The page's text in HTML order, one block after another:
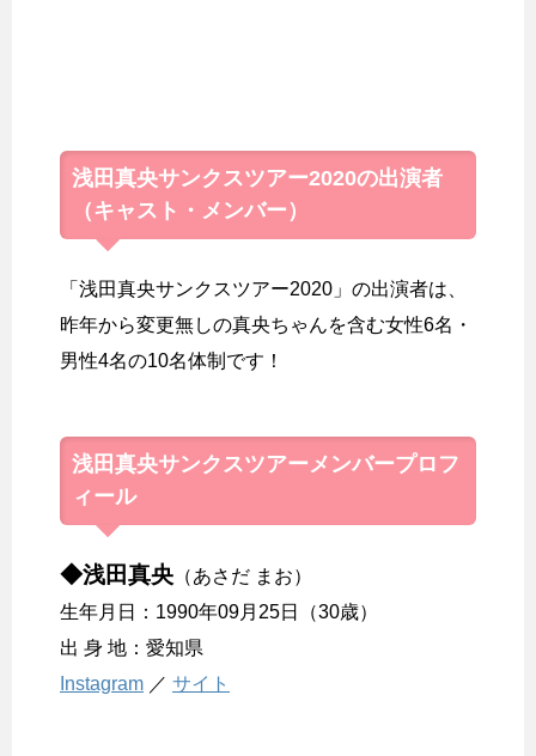
浅田真央サンクスツアー2020の出演者
（キャスト・メンバー）
「浅田真央サンクスツアー2020」の出演者は、
昨年から変更無しの真央ちゃんを含む女性6名・
男性4名の10名体制です！
浅田真央サンクスツアーメンバープロフ
ィール
◆浅田真央 （あさだ まお）
生年月日：1990年09月25日（30歳）
出 身 地：愛知県
Instagram ／ サイト